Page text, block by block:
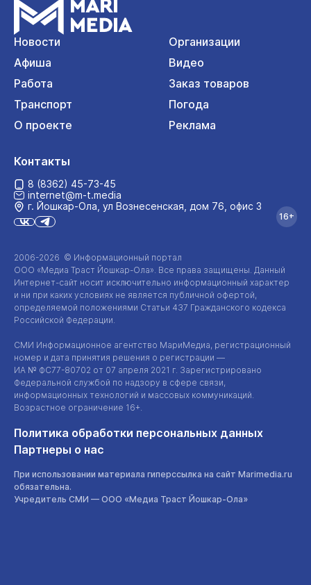
Новости
Организации
Афиша
Видео
Работа
Заказ товаров
Транспорт
Погода
О проекте
Реклама
2006-2026 © Информационный портал
ООО «Медиа Траст Йошкар-Ола». Все права защищены. Данный
Интернет-сайт носит исключительно информационный характер
и ни при каких условиях не является публичной офертой,
определяемой положениями Статьи 437 Гражданского кодекса
Российской Федерации.
СМИ Информационное агентство МариМедиа, регистрационный
номер и дата принятия решения о регистрации —
ИА № ФС77-80702 от 07 апреля 2021 г. Зарегистрировано
Федеральной службой по надзору в сфере связи,
информационных технологий и массовых коммуникаций.
Возрастное ограничение 16+.
Политика обработки персональных данных
Партнеры о нас
При использовании материала гиперссылка на сайт Marimedia.ru
обязательна.
Учредитель СМИ — ООО «Медиа Траст Йошкар-Ола»
Контакты
8 (8362) 45-73-45
internet@m-t.media
г. Йошкар‑Ола, ул Вознесенская, дом 76, офис 3
16+